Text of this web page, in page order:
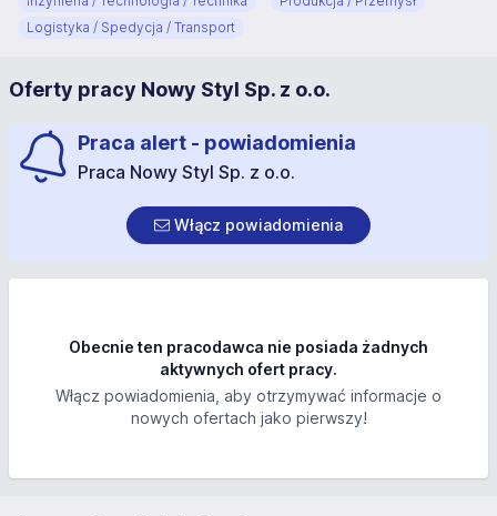
Logistyka / Spedycja / Transport
Oferty pracy Nowy Styl Sp. z o.o.
Praca alert - powiadomienia
Praca Nowy Styl Sp. z o.o.
Włącz powiadomienia
Obecnie ten pracodawca nie posiada żadnych
aktywnych ofert pracy.
Włącz powiadomienia, aby otrzymywać informacje o
nowych ofertach jako pierwszy!